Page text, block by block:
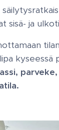
sisä- ja
kyseessä
parveke,